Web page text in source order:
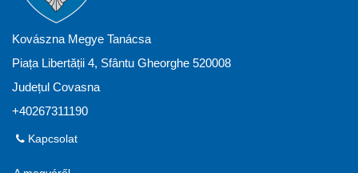
Kovászna Megye Tanácsa
Piața Libertății 4, Sfântu Gheorghe 520008
Județul Covasna
+40267311190
Kapcsolat